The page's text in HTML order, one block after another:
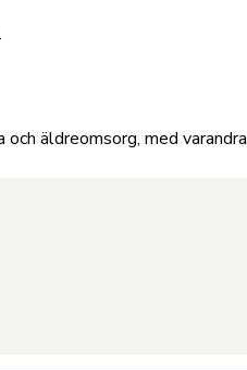
.
äldreomsorg, med varandra